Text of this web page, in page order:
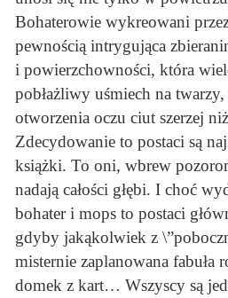
Bohaterowie wykreowani
pewnością intrygująca
i powierzchowności, która
pobłażliwy uśmiech na
otworzenia oczu ciut szerzej
Zdecydowanie to postaci są
książki. To oni, wbrew
nadają całości głębi. I choć
bohater i mops to postaci
gdyby jakąkolwiek z
misternie zaplanowana fabuła
domek z kart… Wszyscy są